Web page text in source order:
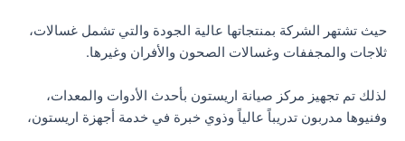
حيث تشتهر الشركة بمنتجاتها عالية الجودة والتي تشمل غسالات،
ثلاجات والمجففات وغسالات الصحون والأفران وغيرها.
لذلك تم تجهيز مركز صيانة اريستون بأحدث الأدوات والمعدات،
وفنيوها مدربون تدريباً عالياً وذوي خبرة في خدمة أجهزة اريستون،